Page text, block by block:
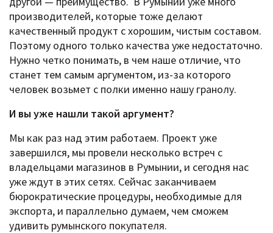
производителей, которые тоже делают
качественный продукт с хорошим, чистым составом.
Поэтому одного только качества уже недостаточно.
Нужно четко понимать, в чем наше отличие, что
станет тем самым аргументом, из-за которого
человек возьмет с полки именно нашу гранолу.
И вы уже нашли такой аргумент?
Мы как раз над этим работаем. Проект уже
завершился, мы провели несколько встреч с
владельцами магазинов в Румынии, и сегодня нас
уже ждут в этих сетях. Сейчас заканчиваем
бюрократические процедуры, необходимые для
экспорта, и параллельно думаем, чем сможем
удивить румынского покупателя.